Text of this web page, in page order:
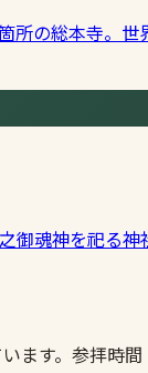
の総本寺。
御魂神を祀る
す。参拝時